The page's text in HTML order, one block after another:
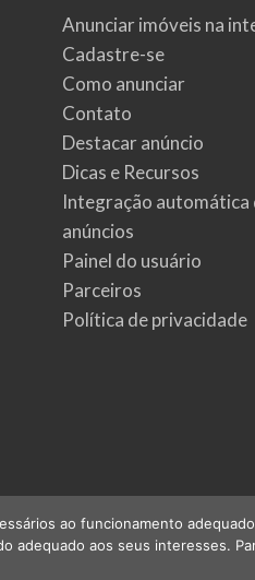
Anunciar imóveis na
Cadastre-se
Como anunciar
Contato
Destacar anúncio
Dicas e Recursos
Integração automática
anúncios
Painel do usuário
Parceiros
Política de privacidade
©
ao funcionamento
adequado aos seus interesses.